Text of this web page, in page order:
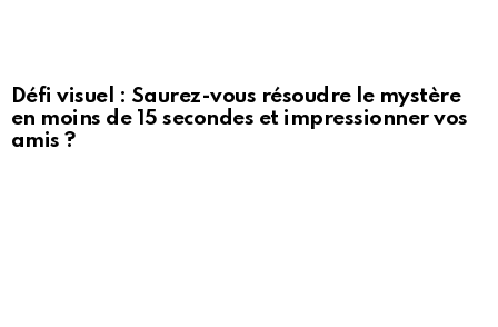
Défi visuel : Saurez-vous résoudre le mystère
en moins de 15 secondes et impressionner vos
amis ?